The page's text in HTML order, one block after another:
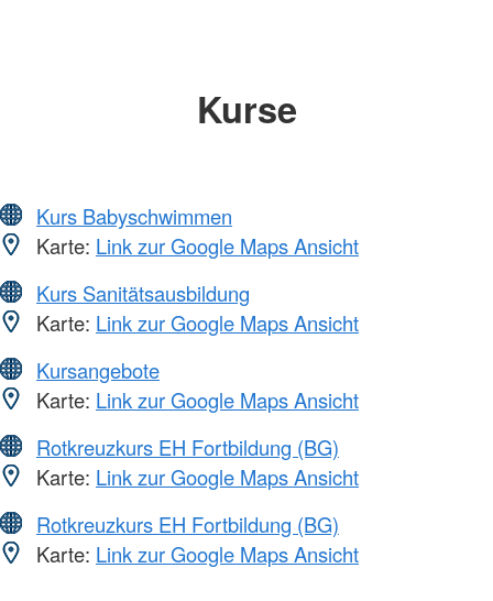
Kurse
Kurs Babyschwimmen
Karte: Link zur Google Maps Ansicht
Kurs Sanitätsausbildung
Karte: Link zur Google Maps Ansicht
Kursangebote
Karte: Link zur Google Maps Ansicht
Rotkreuzkurs EH Fortbildung (BG)
Karte: Link zur Google Maps Ansicht
Rotkreuzkurs EH Fortbildung (BG)
Karte: Link zur Google Maps Ansicht